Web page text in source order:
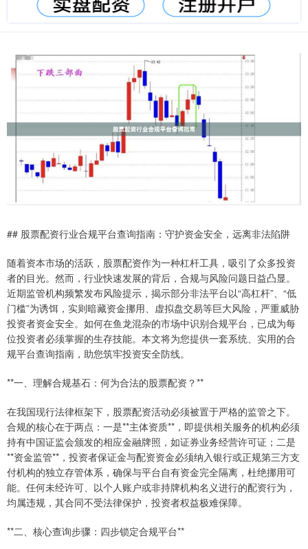
## 股票配资行业合规平台查询指南：守护资金安全，远离非法陷阱
随着资本市场的活跃，股票配资作为一种杠杆工具，吸引了众多投资
者的目光。然而，行业快速发展的背后，合规与风险问题日益凸显。
近期监管机构频繁发布风险提示，揭示部分非法平台以“高杠杆”、“低
门槛”为诱饵，实则暗藏资金挪用、虚拟盘交易等巨大风险，严重威胁
投资者资金安全。如何在鱼龙混杂的市场中识别合规平台，已成为每
位投资者必须掌握的生存技能。本文将为您提供一套系统、实用的合
规平台查询指南，助您筑牢投资安全防线。
**一、理解合规基石：何为合法的股票配资？**
在我国现行法律框架下，股票配资活动必须被置于严格的监管之下。
合规的核心在于两点：一是**主体资质**，即提供相关服务的机构必须
持有中国证监会颁发的相应金融牌照，如证券业务经营许可证；二是
**资金监管**，投资者保证金与配资资金必须纳入银行或正规第三方支
付机构的独立存管体系，确保与平台自有资金完全隔离，杜绝挪用可
能。任何未经许可、以个人账户或非持牌机构名义进行的配资行为，
均属违规，其合同不受法律保护，投资者权益极难保障。
**二、核心查询步骤：四步锁定合规平台**